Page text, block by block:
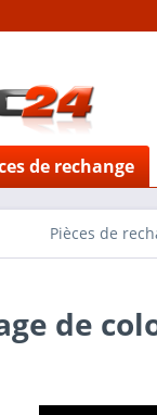
de rechange
Pièces de
de